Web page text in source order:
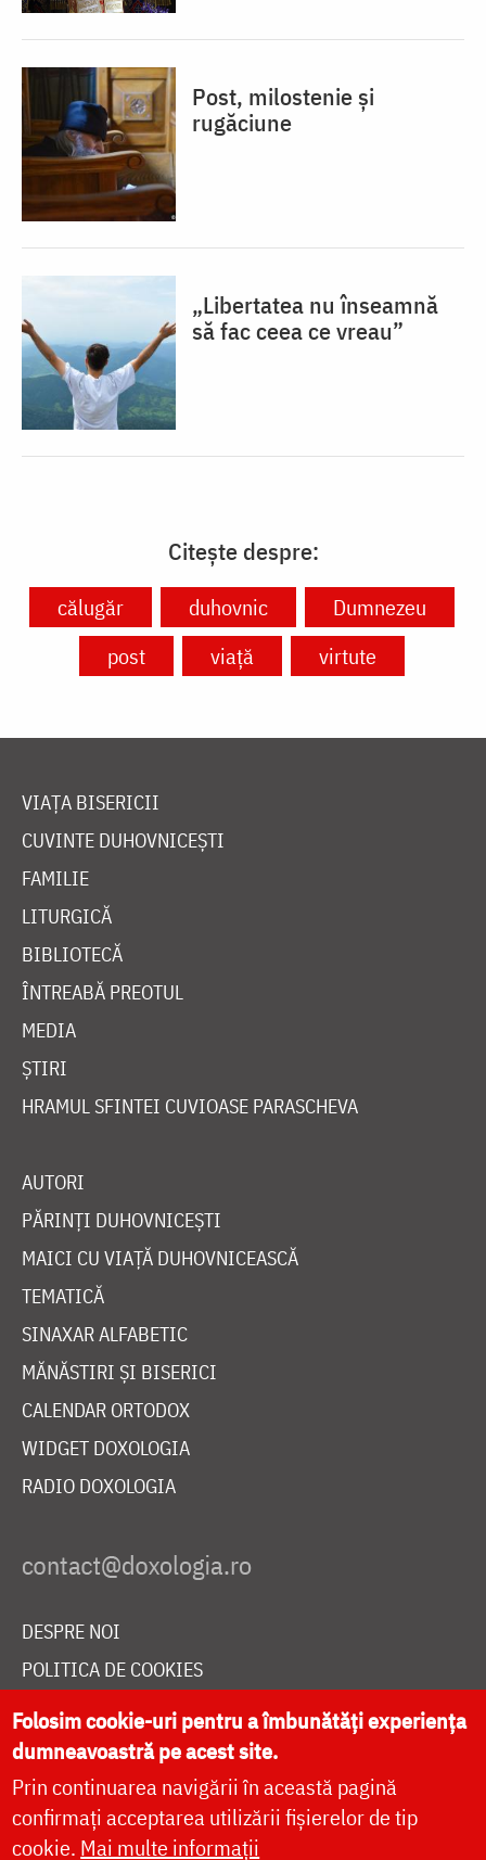
Post, milostenie și
rugăciune
„Libertatea nu înseamnă
să fac ceea ce vreau”
Citește despre:
călugăr duhovnic
Dumnezeu
post
viață virtute
VIAȚA BISERICII
CUVINTE DUHOVNICEȘTI
FAMILIE
LITURGICĂ
BIBLIOTECĂ
ÎNTREABĂ PREOTUL
MEDIA
ȘTIRI
HRAMUL SFINTEI CUVIOASE PARASCHEVA
AUTORI
PĂRINȚI DUHOVNICEȘTI
MAICI CU VIAȚĂ DUHOVNICEASCĂ
TEMATICĂ
SINAXAR ALFABETIC
MĂNĂSTIRI ȘI BISERICI
CALENDAR ORTODOX
WIDGET DOXOLOGIA
RADIO DOXOLOGIA
DESPRE NOI
POLITICA DE COOKIES
DONEAZĂ ONLINE PENTRU CATEDRALA NAȚIONALĂ
LIVE
Folosim cookie-uri pentru a îmbunătăți experiența
dumneavoastră pe acest site.
Prin continuarea navigării în această pagină
confirmați acceptarea utilizării fișierelor de tip
cookie. Mai multe informații